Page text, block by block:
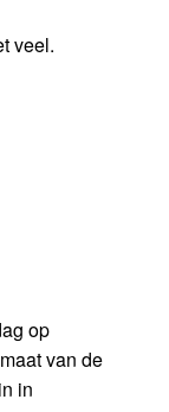
veel.
op
van de
in